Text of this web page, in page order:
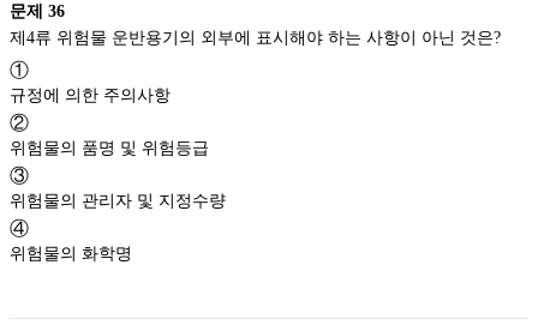
문제 36
①
규정에 의한 주의사항
②
위험물의 품명 및 위험등급
③
위험물의 관리자 및 지정수량
④
위험물의 화학명